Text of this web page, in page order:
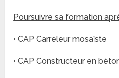
Poursuivre sa formation
• CAP Carreleur mosaïste
• CAP Constructeur en